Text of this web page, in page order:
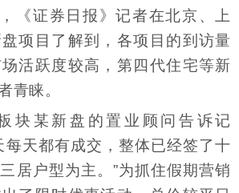
《证券日报》记者在北京、上
项目了解到，各项目的到访量
活跃度较高，第四代住宅等新
青睐。
块某新盘的置业顾问告诉记
每天都有成交，整体已经签了十
居户型为主。”为抓住假期营销